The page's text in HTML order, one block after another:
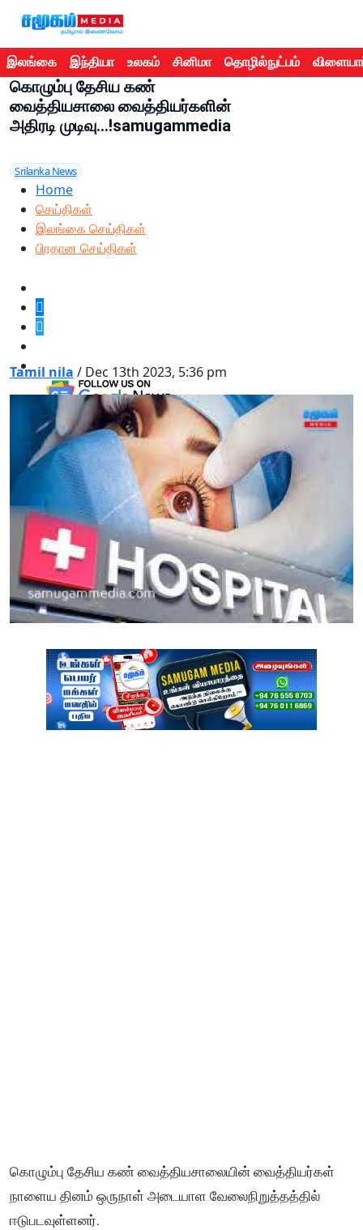
இலங்கை இந்தியா உலகம் சினிமா தொழில்நுட்பம்
கொழும்பு தேசிய கண்
வைத்தியசாலை வைத்தியர்களின்
அதிரடி முடிவு...!samugammedia
Srilanka News
Home
செய்திகள்
இலங்கை செய்திகள்
பிரதான செய்திகள்
Tamil nila / Dec 13th 2023, 5:36 pm
கொழும்பு தேசிய கண் வைத்தியசாலையின் வைத்தியர்கள்
நாளைய தினம் ஒருநாள் அடையாள வேலைநிறுத்தத்தில்
ஈடுபடவுள்ளனர்.